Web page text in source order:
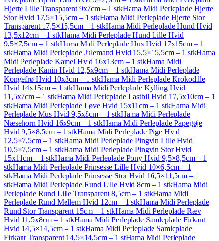
Hjerte Lille Transparent 9x7cm – 1 stkHama Midi Perleplade Hjerte
Stor Hvid 17,5×15,5cm – 1 stkHama Midi Perleplade Hjerte Stor
Transparent 17,5×15,5cm – 1 stkHama Midi Perleplade Hund Hvid
13,5x12cm – 1 stkHama Midi Perleplade Hund Lille Hvid
9,5×7,5cm – 1 stkHama Midi Perleplade Hus Hvid 17x15cm – 1
stkHama Midi Perleplade Julemand Hvid 15,5×15,5cm – 1 stkHama
Midi Perleplade Kamel Hvid 16x13cm – 1 stkHama Midi
Perleplade Kanin Hvid 12,5x9cm – 1 stkHama Midi Perleplade
Kongefrø Hvid 10x8cm – 1 stkHama Midi Perleplade Krokodille
Hvid 14x15cm – 1 stkHama Midi Perleplade Kylling Hvid
11,5x7cm – 1 stkHama Midi Perleplade Lastbil Hvid 17,5x10cm – 1
stkHama Midi Perleplade Løve Hvid 15x11cm – 1 stkHama Midi
Perleplade Mus Hvid 9,5x8cm – 1 stkHama Midi Perleplade
Næsehorn Hvid 16x9cm – 1 stkHama Midi Perleplade Papegøje
Hvid 9,5×8,5cm – 1 stkHama Midi Perleplade Pige Hvid
12,5×7,5cm – 1 stkHama Midi Perleplade Pingvin Lille Hvid
10,5×7,5cm – 1 stkHama Midi Perleplade Pingvin Stor Hvid
15x11cm – 1 stkHama Midi Perleplade Pony Hvid 9,5×8,5cm – 1
stkHama Midi Perleplade Prinsesse Lille Hvid 10×6,5cm – 1
stkHama Midi Perleplade Prinsesse Stor Hvid 16,5×11,5cm – 1
stkHama Midi Perleplade Rund Lille Hvid 8cm – 1 stkHama Midi
Perleplade Rund Lille Transparent 8,5cm – 1 stkHama Midi
Perleplade Rund Mellem Hvid 12cm – 1 stkHama Midi Perleplade
Rund Stor Transparent 15cm – 1 stkHama Midi Perleplade Ræv
Hvid 11,5x8cm – 1 stkHama Midi Perleplade Samleplade Firkant
Hvid 14,5×14,5cm – 1 stkHama Midi Perleplade Samleplade
Firkant Transparent 14,5×14,5cm – 1 stHama Midi Perleplade